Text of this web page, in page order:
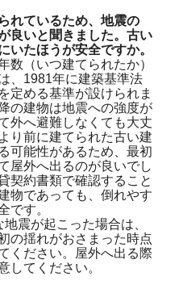
れているため、地震の
良いと聞きました。古い
いたほうが安全ですか。
数（いつ建てられたか）
、1981年に建築基準法
定める基準が設けられま
の建物は地震への強度が
外へ避難しなくても大丈
り前に建てられた古い建
可能性があるため、最初
屋外へ出るのが良いでし
契約書類で確認すること
物であっても、倒れやす
です。
震が起こった場合は、
の揺れがおさまった時点
ください。屋外へ出る際
してください。